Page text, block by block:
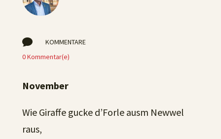

KOMMENTARE
0 Kommentar(e)
November
Wie Giraffe gucke d’Forle ausm Newwel
raus,